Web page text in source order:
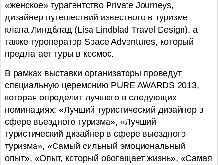
«женское» турагентство Private Journeys,
дизайнер путешествий известного в туризме
клана Линдблад (Lisa Lindblad Travel Design), а
также туроператор Space Adventures, который
предлагает туры в космос.
В рамках выставки организаторы проведут
специальную церемонию PURE AWARDS 2013,
которая определит лучшего в следующих
номинациях: «Лучший туристический дизайнер в
сфере въездного туризма», «Лучший
туристический дизайнер в сфере выездного
туризма», «Самый сильный эмоциональный
опыт», «Опыт, который обогащает жизнь», «Самая